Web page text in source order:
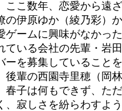
ここ数年、恋愛から遠
の伊原ゆか（綾乃彩）
ゲームに興味がなかっ
ている会社の先輩 ・ 岩
ーを募集していること
後輩の西園寺里穂（岡
春子は何もできず、た
、寂しさを紛らわすよ